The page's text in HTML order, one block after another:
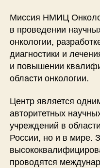
Миссия НМИЦ
в проведении
онкологии,
диагностики и
и повышении
области онкологии.
Центр является
авторитетных
учреждений в
России, но и в мире.
проводятся